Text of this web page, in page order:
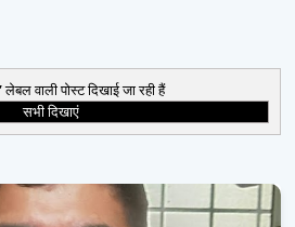
लेबल वाली पोस्ट दिखाई जा रही हैं
सभी दिखाएं